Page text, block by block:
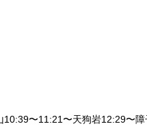
〜11:21〜天狗岩12:29〜